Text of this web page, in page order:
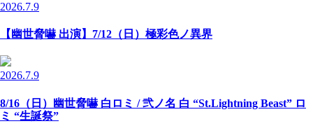
2026.7.9
【幽世脅嚇 出演】7/12（日）極彩色ノ異界
2026.7.9
8/16（日）幽世脅嚇 白ロミ / 弐ノ名 白 “St.Lightning Beast” ロ
ミ “生誕祭”